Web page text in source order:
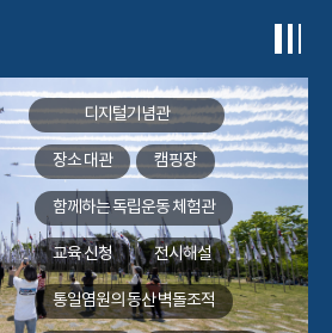
디지털기념관
장소 대관 캠핑장
함께하는독립운동 체험관
교육 신청 전시해설
통일염원의 동산벽돌조적